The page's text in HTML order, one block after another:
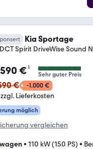
Kia Sportage
DCT Spirit DriveWise Sound
€¹
Sehr guter Preis
€ -1.000 €
Lieferkosten
möglich
vergleichen
• 110 kW (150 PS) •